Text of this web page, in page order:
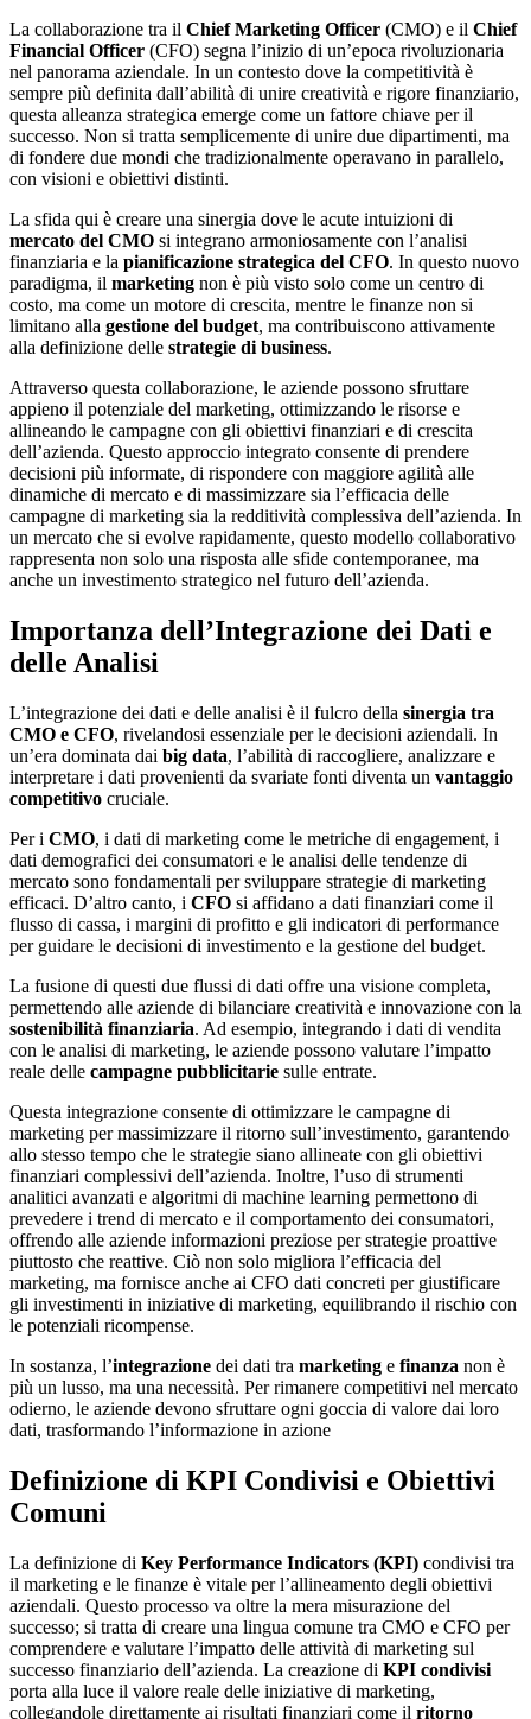
La collaborazione tra il Chief Marketing Officer (CMO) e il Chief
Financial Officer (CFO) segna l’inizio di un’epoca rivoluzionaria
nel panorama aziendale. In un contesto dove la competitività è
sempre più definita dall’abilità di unire creatività e rigore finanziario,
questa alleanza strategica emerge come un fattore chiave per il
successo. Non si tratta semplicemente di unire due dipartimenti, ma
di fondere due mondi che tradizionalmente operavano in parallelo,
con visioni e obiettivi distinti.
La sfida qui è creare una sinergia dove le acute intuizioni di
mercato del CMO si integrano armoniosamente con l’analisi
finanziaria e la pianificazione strategica del CFO. In questo nuovo
paradigma, il marketing non è più visto solo come un centro di
costo, ma come un motore di crescita, mentre le finanze non si
limitano alla gestione del budget, ma contribuiscono attivamente
alla definizione delle strategie di business.
Attraverso questa collaborazione, le aziende possono sfruttare
appieno il potenziale del marketing, ottimizzando le risorse e
allineando le campagne con gli obiettivi finanziari e di crescita
dell’azienda. Questo approccio integrato consente di prendere
decisioni più informate, di rispondere con maggiore agilità alle
dinamiche di mercato e di massimizzare sia l’efficacia delle
campagne di marketing sia la redditività complessiva dell’azienda. In
un mercato che si evolve rapidamente, questo modello collaborativo
rappresenta non solo una risposta alle sfide contemporanee, ma
anche un investimento strategico nel futuro dell’azienda.
Importanza dell’Integrazione dei Dati e
delle Analisi
L’integrazione dei dati e delle analisi è il fulcro della sinergia tra
CMO e CFO, rivelandosi essenziale per le decisioni aziendali. In
un’era dominata dai big data, l’abilità di raccogliere, analizzare e
interpretare i dati provenienti da svariate fonti diventa un vantaggio
competitivo cruciale.
Per i CMO, i dati di marketing come le metriche di engagement, i
dati demografici dei consumatori e le analisi delle tendenze di
mercato sono fondamentali per sviluppare strategie di marketing
efficaci. D’altro canto, i CFO si affidano a dati finanziari come il
flusso di cassa, i margini di profitto e gli indicatori di performance
per guidare le decisioni di investimento e la gestione del budget.
La fusione di questi due flussi di dati offre una visione completa,
permettendo alle aziende di bilanciare creatività e innovazione con la
sostenibilità finanziaria. Ad esempio, integrando i dati di vendita
con le analisi di marketing, le aziende possono valutare l’impatto
reale delle campagne pubblicitarie sulle entrate.
Questa integrazione consente di ottimizzare le campagne di
marketing per massimizzare il ritorno sull’investimento, garantendo
allo stesso tempo che le strategie siano allineate con gli obiettivi
finanziari complessivi dell’azienda. Inoltre, l’uso di strumenti
analitici avanzati e algoritmi di machine learning permettono di
prevedere i trend di mercato e il comportamento dei consumatori,
offrendo alle aziende informazioni preziose per strategie proattive
piuttosto che reattive. Ciò non solo migliora l’efficacia del
marketing, ma fornisce anche ai CFO dati concreti per giustificare
gli investimenti in iniziative di marketing, equilibrando il rischio con
le potenziali ricompense.
In sostanza, l’integrazione dei dati tra marketing e finanza non è
più un lusso, ma una necessità. Per rimanere competitivi nel mercato
odierno, le aziende devono sfruttare ogni goccia di valore dai loro
dati, trasformando l’informazione in azione
Definizione di KPI Condivisi e Obiettivi
Comuni
La definizione di Key Performance Indicators (KPI) condivisi tra
il marketing e le finanze è vitale per l’allineamento degli obiettivi
aziendali. Questo processo va oltre la mera misurazione del
successo; si tratta di creare una lingua comune tra CMO e CFO per
comprendere e valutare l’impatto delle attività di marketing sul
successo finanziario dell’azienda. La creazione di KPI condivisi
porta alla luce il valore reale delle iniziative di marketing,
collegandole direttamente ai risultati finanziari come il ritorno